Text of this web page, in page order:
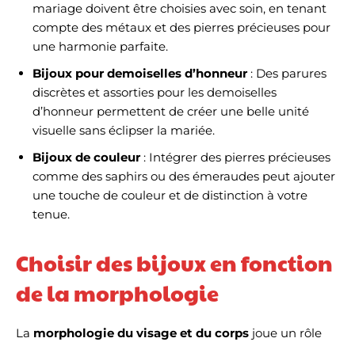
mariage doivent être choisies avec soin, en tenant
compte des métaux et des pierres précieuses pour
une harmonie parfaite.
Bijoux pour demoiselles d’honneur: Des parures
discrètes et assorties pour les demoiselles
d’honneur permettent de créer une belle unité
visuelle sans éclipser la mariée.
Bijoux de couleur: Intégrer des pierres précieuses
comme des saphirs ou des émeraudes peut ajouter
une touche de couleur et de distinction à votre
tenue.
Choisir des bijoux en fonction
de la morphologie
La morphologie du visage et du corps joue un rôle